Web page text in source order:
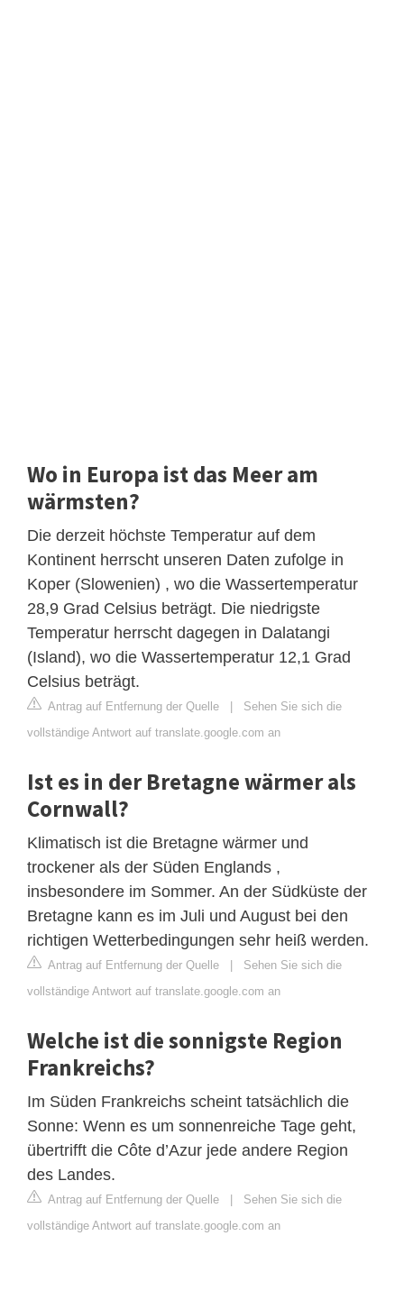
Wo in Europa ist das Meer am
wärmsten?
Die derzeit höchste Temperatur auf dem
Kontinent herrscht unseren Daten zufolge in
Koper (Slowenien) , wo die Wassertemperatur
28,9 Grad Celsius beträgt. Die niedrigste
Temperatur herrscht dagegen in Dalatangi
(Island), wo die Wassertemperatur 12,1 Grad
Celsius beträgt.
Antrag auf Entfernung der Quelle | Sehen Sie sich die
vollständige Antwort auf translate.google.com an
Ist es in der Bretagne wärmer als
Cornwall?
Klimatisch ist die Bretagne wärmer und
trockener als der Süden Englands ,
insbesondere im Sommer. An der Südküste der
Bretagne kann es im Juli und August bei den
richtigen Wetterbedingungen sehr heiß werden.
Antrag auf Entfernung der Quelle | Sehen Sie sich die
vollständige Antwort auf translate.google.com an
Welche ist die sonnigste Region
Frankreichs?
Im Süden Frankreichs scheint tatsächlich die
Sonne: Wenn es um sonnenreiche Tage geht,
übertrifft die Côte d’Azur jede andere Region
des Landes.
Antrag auf Entfernung der Quelle | Sehen Sie sich die
vollständige Antwort auf translate.google.com an